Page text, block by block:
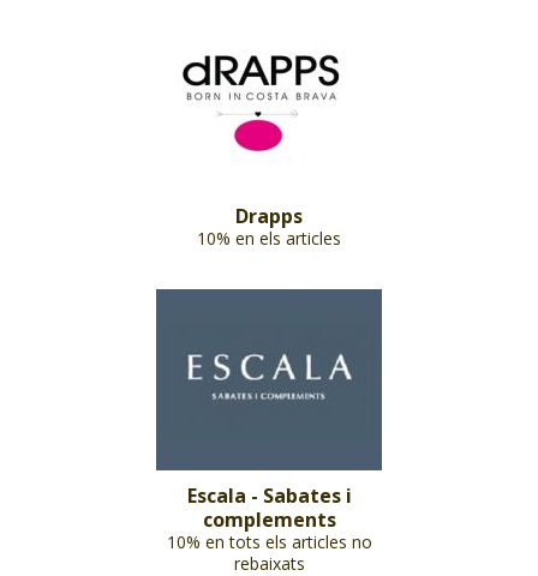
Drapps
10% en els articles
Escala - Sabates i
complements
10% en tots els articles no
rebaixats